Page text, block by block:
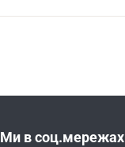
Ми в соц.мережах